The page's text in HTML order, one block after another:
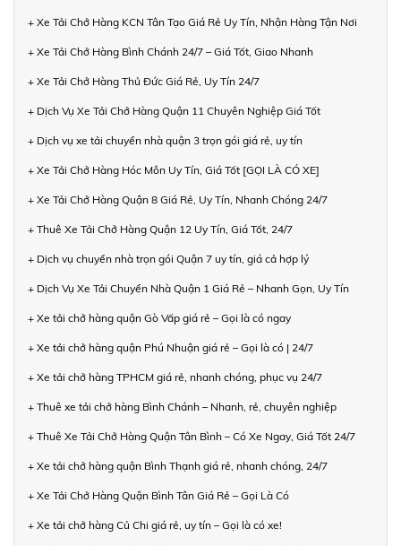
+ Xe Tải Chở Hàng KCN Tân Tạo Giá Rẻ Uy Tín, Nhận Hàng Tận Nơi
+ Xe Tải Chở Hàng Bình Chánh 24/7 – Giá Tốt, Giao Nhanh
+ Xe Tải Chở Hàng Thủ Đức Giá Rẻ, Uy Tín 24/7
+ Dịch Vụ Xe Tải Chở Hàng Quận 11 Chuyên Nghiệp Giá Tốt
+ Dịch vụ xe tải chuyển nhà quận 3 trọn gói giá rẻ, uy tín
+ Xe Tải Chở Hàng Hóc Môn Uy Tín, Giá Tốt [GỌI LÀ CÓ XE]
+ Xe Tải Chở Hàng Quận 8 Giá Rẻ, Uy Tín, Nhanh Chóng 24/7
+ Thuê Xe Tải Chở Hàng Quận 12 Uy Tín, Giá Tốt, 24/7
+ Dịch vụ chuyển nhà trọn gói Quận 7 uy tín, giá cả hợp lý
+ Dịch Vụ Xe Tải Chuyển Nhà Quận 1 Giá Rẻ – Nhanh Gọn, Uy Tín
+ Xe tải chở hàng quận Gò Vấp giá rẻ – Gọi là có ngay
+ Xe tải chở hàng quận Phú Nhuận giá rẻ – Gọi là có | 24/7
+ Xe tải chở hàng TPHCM giá rẻ, nhanh chóng, phục vụ 24/7
+ Thuê xe tải chở hàng Bình Chánh – Nhanh, rẻ, chuyên nghiệp
+ Thuê Xe Tải Chở Hàng Quận Tân Bình – Có Xe Ngay, Giá Tốt 24/7
+ Xe tải chở hàng quận Bình Thạnh giá rẻ, nhanh chóng, 24/7
+ Xe Tải Chở Hàng Quận Bình Tân Giá Rẻ – Gọi Là Có
+ Xe tải chở hàng Củ Chi giá rẻ, uy tín – Gọi là có xe!